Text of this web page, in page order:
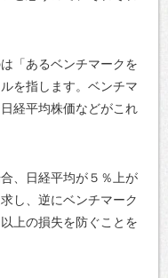
「あるベンチマークを
を指します。ベンチマ
経平均株価などがこれ
、日経平均が５％上が
し、逆にベンチマーク
上の損失を防ぐことを